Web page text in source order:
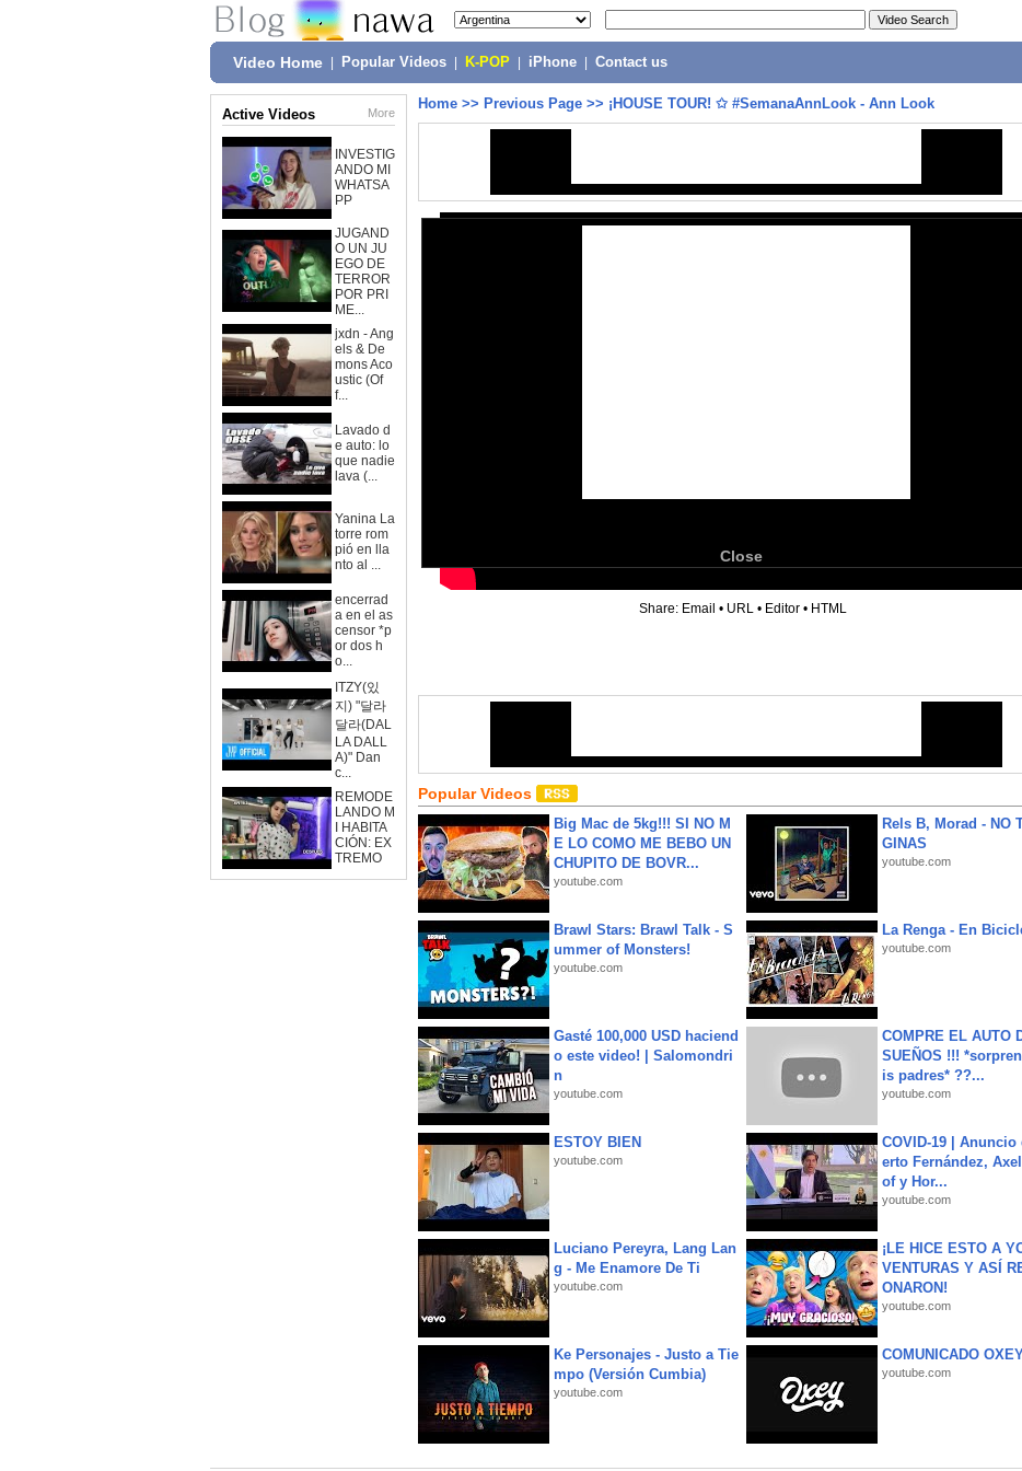
Video Home Popular Videos K-POP iPhone Contact us
Active Videos More
INVESTIG
ANDO MI
WHATSA
PP
JUGAND
O UN JU
EGO DE
TERROR
POR PRI
ME...
jxdn - Ang
els & De
mons Aco
ustic (Of
f...
Lavado d
e auto: lo
que nadie
lava (...
Yanina La
torre rom
pió en lla
nto al ...
encerrad
a en el as
censor *p
or dos h
o...
ITZY(있
지) "달라
달라(DAL
LA DALL
A)" Dan
c...
REMODE
LANDO M
I HABITA
CIÓN: EX
TREMO
Home >> Previous Page >> ¡HOUSE TOUR! ✩ #SemanaAnnLook - Ann Look
Close
Share: Email • URL • Editor • HTML
Popular Videos
Big Mac de 5kg!!! SI NO M
E LO COMO ME BEBO UN
CHUPITO DE BOVR...
youtube.com
Rels B, Morad - NO
GINAS
youtube.com
Brawl Stars: Brawl Talk - S
ummer of Monsters!
youtube.com
La Renga - En
youtube.com
Gasté 100,000 USD haciend
o este video! | Salomondri
n
youtube.com
COMPRE EL AUTO
SUEÑOS !!!
is padres* ??...
youtube.com
ESTOY BIEN
youtube.com
COVID-19 | Anuncio
erto Fernández, Axel
of y Hor...
youtube.com
Luciano Pereyra, Lang Lan
g - Me Enamore De Ti
youtube.com
¡LE HICE ESTO A
VENTURAS Y ASÍ
ONARON!
youtube.com
Ke Personajes - Justo a Tie
mpo (Versión Cumbia)
youtube.com
COMUNICADO
youtube.com